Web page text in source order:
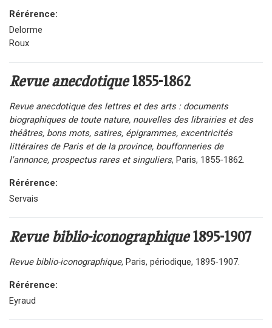
Rérérence:
Delorme
Roux
Revue anecdotique1855-1862
Revue anecdotique des lettres et des arts : documents
biographiques de toute nature, nouvelles des librairies et des
théâtres, bons mots, satires, épigrammes, excentricités
littéraires de Paris et de la province, bouffonneries de
l'annonce, prospectus rares et singuliers, Paris, 1855-1862.
Rérérence:
Servais
Revue biblio-iconographique1895-1907
Revue biblio-iconographique, Paris, périodique, 1895-1907.
Rérérence:
Eyraud